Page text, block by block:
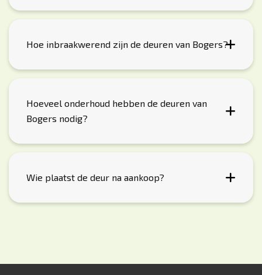
Hoe inbraakwerend zijn de deuren van Bogers?
Hoeveel onderhoud hebben de deuren van
Bogers nodig?
Wie plaatst de deur na aankoop?